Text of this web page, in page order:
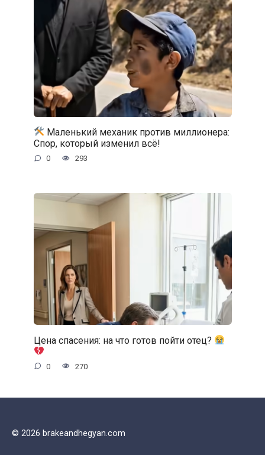
Маленький механик против миллионера:
Спор, который изменил всё!
0 293
Цена спасения: на что готов пойти отец?
0 270
© 2026 brakeandhegyan.com